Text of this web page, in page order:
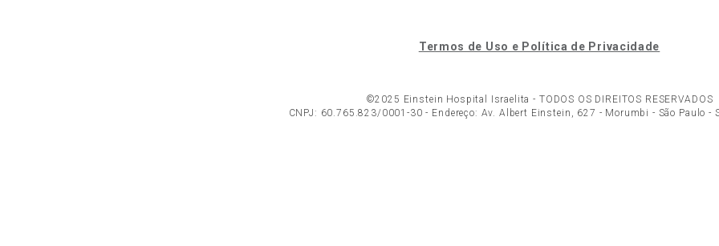
Termos de Uso e Política de Privacidade
©2025 Einstein Hospital Israelita - TODOS OS DIREITOS RESERVADOS
CNPJ: 60.765.823/0001-30 - Endereço: Av. Albert Einstein, 627 - Morumbi - São Paulo -